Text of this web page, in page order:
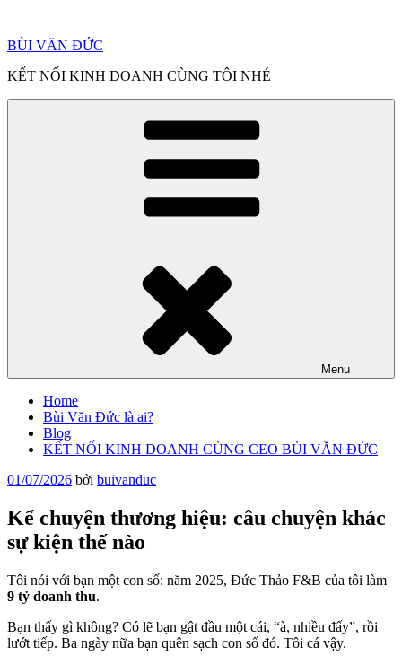
phần
dung
BÙI VĂN ĐỨC
KẾT NỐI KINH DOANH CÙNG TÔI NHÉ
Menu
Home
Bùi Văn Đức là ai?
Blog
KẾT NỐI KINH DOANH CÙNG CEO BÙI VĂN ĐỨC
Đăng
01/07/2026 bởi buivanduc
Kể chuyện thương hiệu: câu chuyện khác
sự kiện thế nào
Tôi nói với bạn một con số: năm 2025, Đức Thảo F&B của tôi làm
9 tỷ doanh thu.
Bạn thấy gì không? Có lẽ bạn gật đầu một cái, “à, nhiều đấy”, rồi
lướt tiếp. Ba ngày nữa bạn quên sạch con số đó. Tôi cá vậy.